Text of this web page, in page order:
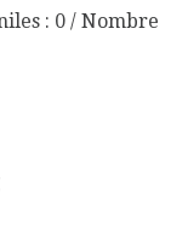
: 0 / Nombre